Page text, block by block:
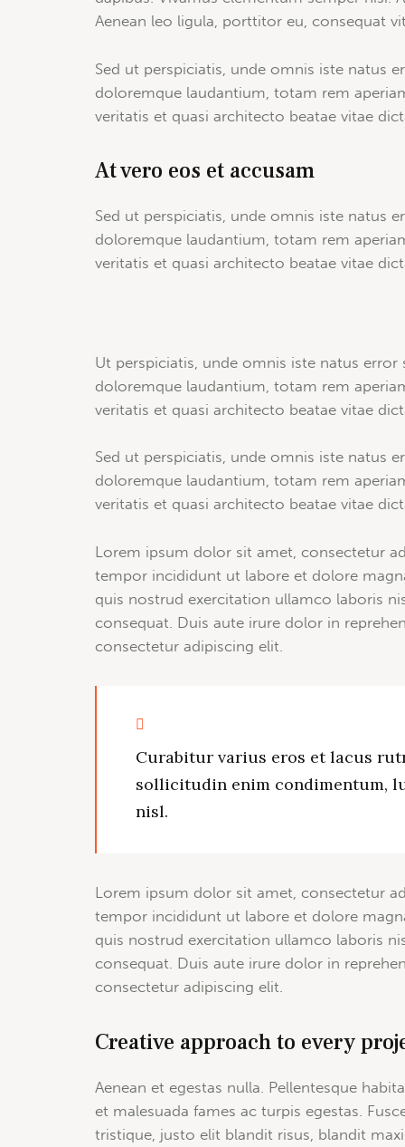
Aenean leo ligula, porttitor eu, consequat
Sed ut perspiciatis, unde omnis iste natus
doloremque laudantium, totam rem
veritatis et quasi architecto beatae vitae
At vero eos et accusam
Sed ut perspiciatis, unde omnis iste natus
doloremque laudantium, totam rem
veritatis et quasi architecto beatae vitae
Ut perspiciatis, unde omnis iste natus
doloremque laudantium, totam rem
veritatis et quasi architecto beatae vitae
Sed ut perspiciatis, unde omnis iste natus
doloremque laudantium, totam rem
veritatis et quasi architecto beatae vitae
Lorem ipsum dolor sit amet, consectetur
tempor incididunt ut labore et dolore
quis nostrud exercitation ullamco laboris
consequat. Duis aute irure dolor in
consectetur adipiscing elit.
Curabitur varius eros et lacus
sollicitudin enim condimentum,
nisl.
Lorem ipsum dolor sit amet, consectetur
tempor incididunt ut labore et dolore
quis nostrud exercitation ullamco laboris
consequat. Duis aute irure dolor in
consectetur adipiscing elit.
Creative approach to every
Aenean et egestas nulla. Pellentesque
et malesuada fames ac turpis egestas.
tristique, justo elit blandit risus, blandit